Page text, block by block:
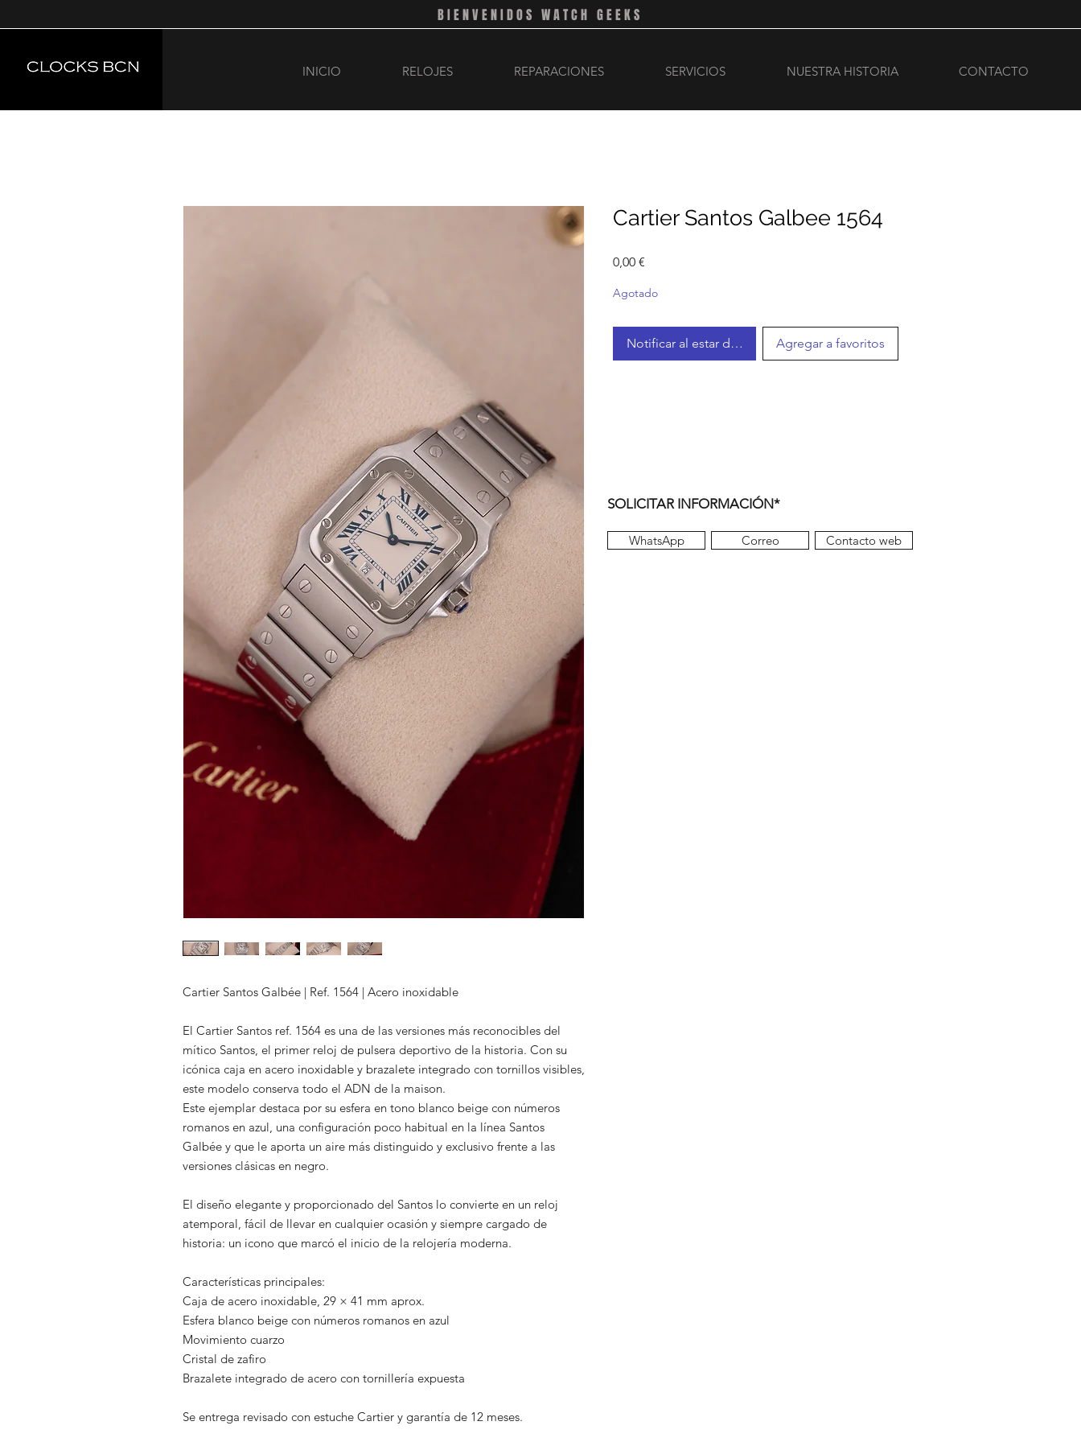
BIENVENIDOS WATCH GEEKS
INICIO RELOJES REPARACIONES SERVICIOS NUESTRA HISTORIA CONTACTO
Cartier Santos Galbée | Ref. 1564 | Acero inoxidable
El Cartier Santos ref. 1564 es una de las versiones más reconocibles del
mítico Santos, el primer reloj de pulsera deportivo de la historia. Con su
icónica caja en acero inoxidable y brazalete integrado con tornillos visibles,
este modelo conserva todo el ADN de la maison.
Este ejemplar destaca por su esfera en tono blanco beige con números
romanos en azul, una configuración poco habitual en la línea Santos
Galbée y que le aporta un aire más distinguido y exclusivo frente a las
versiones clásicas en negro.
El diseño elegante y proporcionado del Santos lo convierte en un reloj
atemporal, fácil de llevar en cualquier ocasión y siempre cargado de
historia: un icono que marcó el inicio de la relojería moderna.
Características principales:
Caja de acero inoxidable, 29 × 41 mm aprox.
Esfera blanco beige con números romanos en azul
Movimiento cuarzo
Cristal de zafiro
Brazalete integrado de acero con tornillería expuesta
Se entrega revisado con estuche Cartier y garantía de 12 meses.
Cartier Santos Galbee 1564
0,00 €
Agotado
Notificar al estar disponibleAgregar a favoritos
SOLICITAR INFORMACIÓN*
WhatsApp Correo Contacto web